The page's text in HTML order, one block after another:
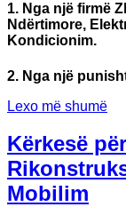
1. Nga një firmë
Ndërtimore,
Kondicionim.
2. Nga një
Lexo më shumë
Kërkesë
Mobilim